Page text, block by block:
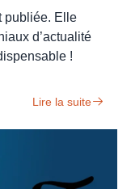
publiée. Elle
d’actualité
!
Lire la suite